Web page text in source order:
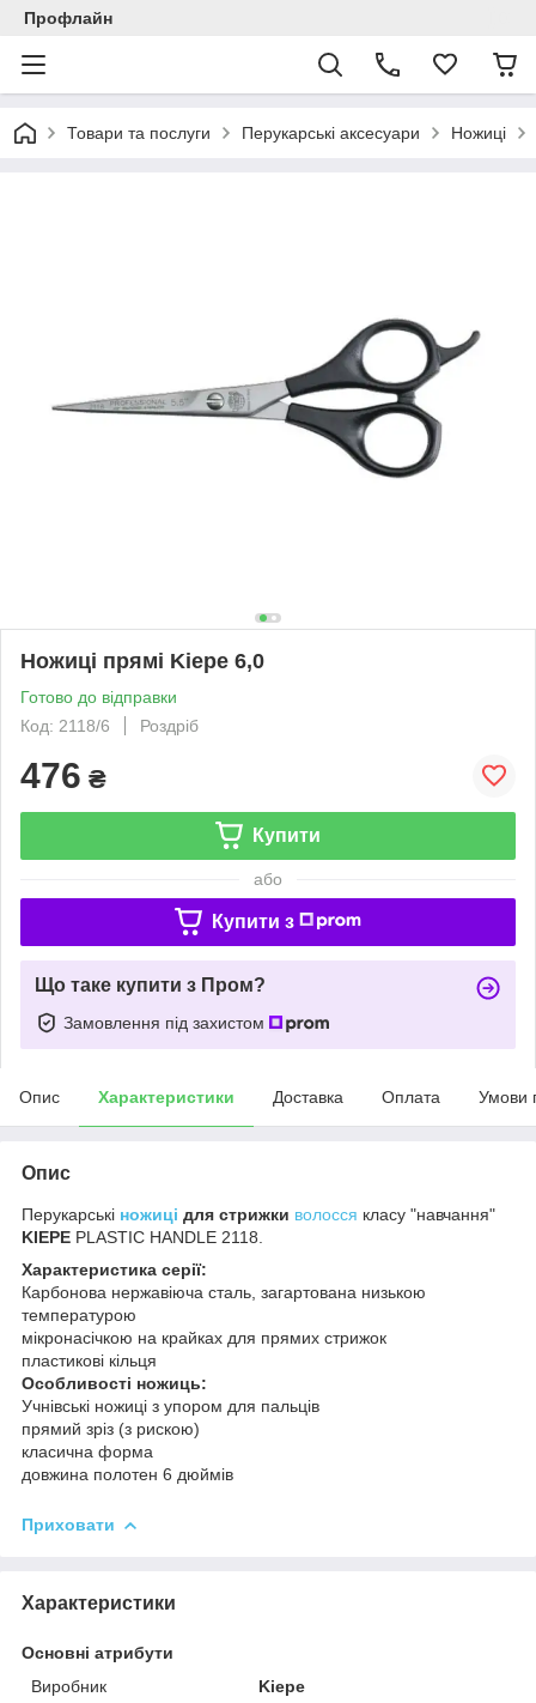
Профлайн
Товари та послуги Перукарські аксесуари Ножиці
Ножиці прямі Kiepe 6,0
Готово до відправки
Код: 2118/6
Роздріб
476 ₴
Купити
або
Купити з
Що таке купити з Пром?
Замовлення під захистом
Опис Характеристики Доставка Оплата Умови
Опис
Перукарські ножиці для стрижки волосся класу "навчання"
KIEPE PLASTIC HANDLE 2118.
Характеристика серії:
Карбонова нержавіюча сталь, загартована низькою
температурою
мікронасічкою на крайках для прямих стрижок
пластикові кільця
Особливості ножиць:
Учнівські ножиці з упором для пальців
прямий зріз (з рискою)
класична форма
довжина полотен 6 дюймів
Приховати
Характеристики
Основні атрибути
Виробник
Kiepe